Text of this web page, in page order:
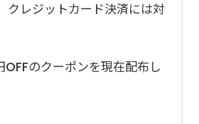
クレジットカード決済には対
のクーポンを現在配布し